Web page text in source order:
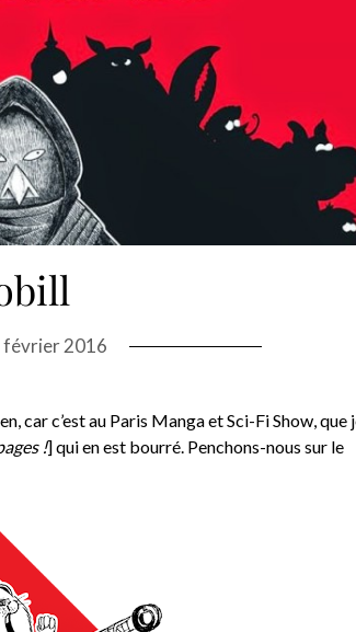
février 2016
car c’est au Paris Manga et Sci-Fi Show, que
!] qui en est bourré. Penchons-nous sur le